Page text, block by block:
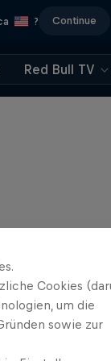
? Continue
Red Bull TV
Cookies
um die
sowie zur